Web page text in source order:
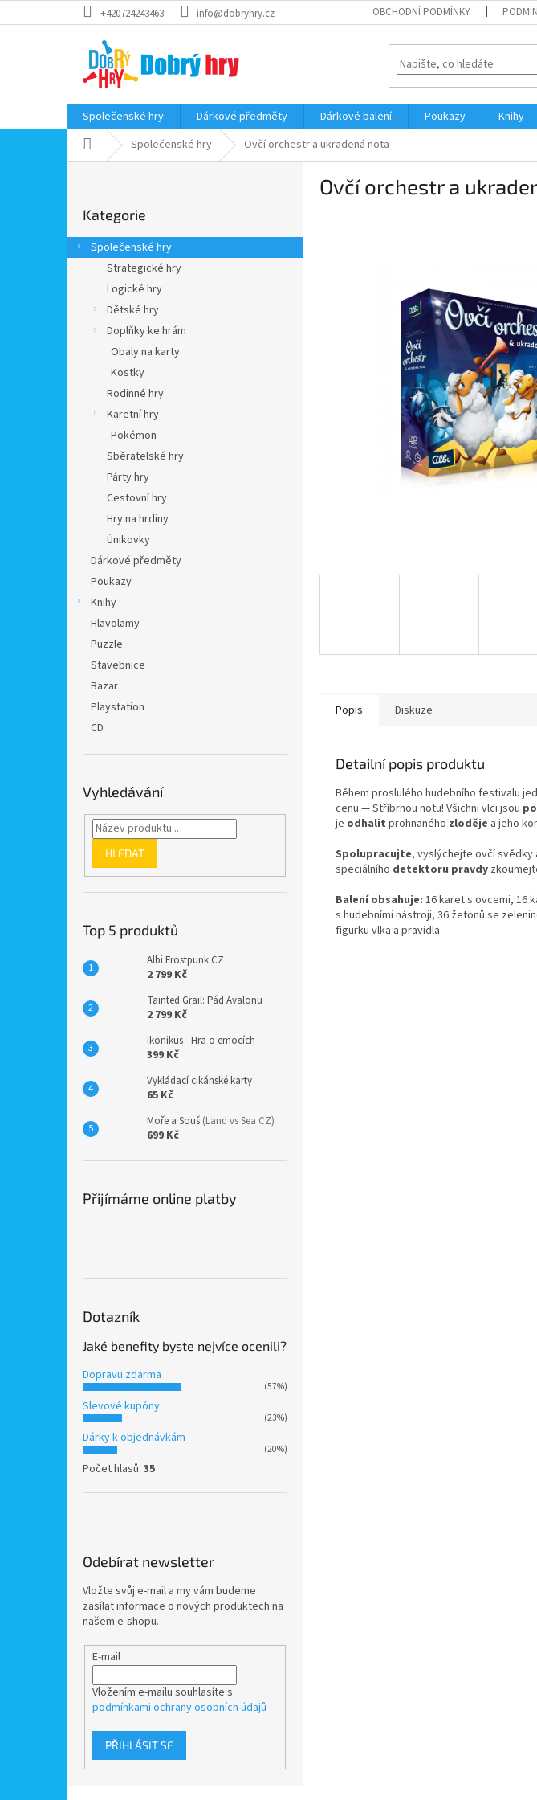
na
+420724243463 info@dobryhry.cz OBCHODNÍ PODMÍNKY
Společenské hry Dárkové předměty Dárkové balení Poukazy Knihy
Domů Společenské hry Ovčí orchestr a ukradená nota
r
a
kategorie
Kategorie
Společenské hry
Strategické hry
Logické hry
Dětské hry
Doplňky ke hrám
Obaly na karty
Kostky
Rodinné hry
Karetní hry
Pokémon
Sběratelské hry
Párty hry
Cestovní hry
Hry na hrdiny
Únikovky
Dárkové předměty
Poukazy
Knihy
Hlavolamy
Puzzle
Stavebnice
Bazar
Playstation
CD
Vyhledávání
HLEDAT
Top 5 produktů
Albi Frostpunk CZ
2 799 Kč
Tainted Grail: Pád Avalonu
2 799 Kč
Ikonikus - Hra o emocích
399 Kč
Vykládací cikánské karty
65 Kč
Moře a Souš (Land vs Sea CZ)
699 Kč
Přijímáme online platby
Dotazník
Jaké benefity byste nejvíce ocenili?
Dopravu zdarma
(57%)
Slevové kupóny
(23%)
Dárky k objednávkám
(20%)
Počet hlasů: 35
Odebírat newsletter
Vložte svůj e-mail a my vám budeme
zasílat informace o nových produktech na
našem e-shopu.
E-mail
Vložením e-mailu souhlasíte s
podmínkami ochrany osobních údajů
PŘIHLÁSIT SE
Ovčí orchestr a
Popis Diskuze
Detailní popis produktu
Během proslulého hudebního festivalu
cenu — Stříbrnou notu! Všichni vlci jsou
je odhalit prohnaného zloděje a jeho
Spolupracujte, vyslýchejte ovčí
speciálního detektoru pravdy
Balení obsahuje: 16 karet s ovcemi, 16
s hudebními nástroji, 36 žetonů se
figurku vlka a pravidla.